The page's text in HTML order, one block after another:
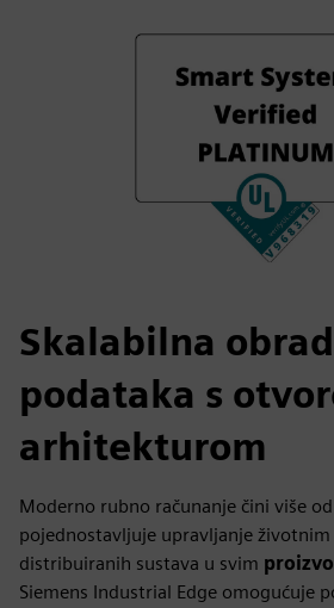
Skalabilna
podataka s
arhitekturom
Moderno rubno računanje čini više
pojednostavljuje upravljanje
distribuiranih sustava u svim
Siemens Industrial Edge omogućuje